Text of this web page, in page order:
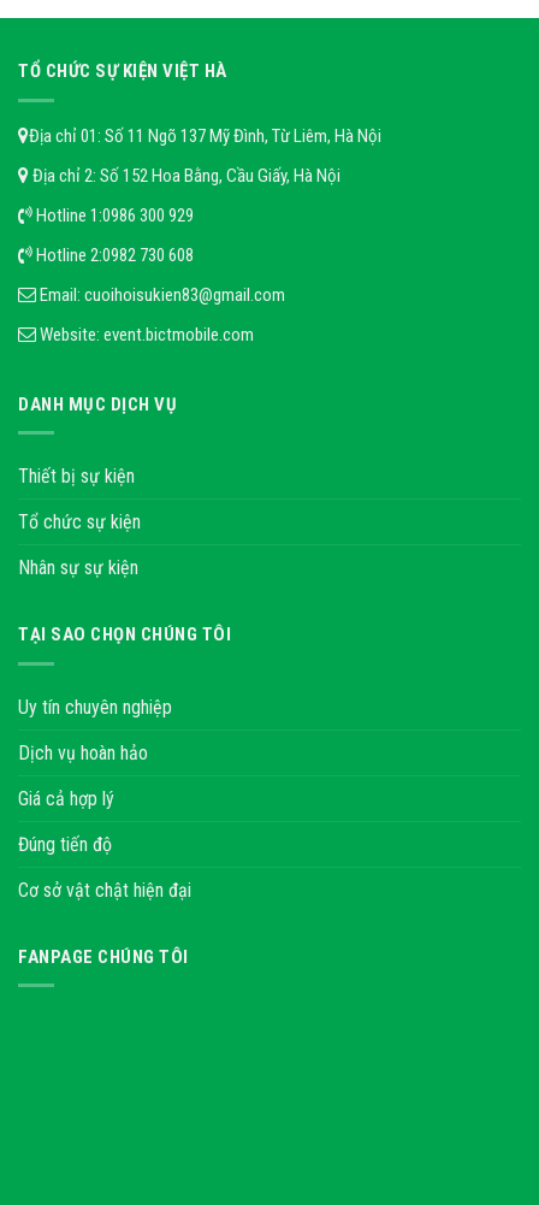
TỔ CHỨC SỰ KIỆN VIỆT HÀ
Địa chỉ 01: Số 11 Ngõ 137 Mỹ Đình, Từ Liêm, Hà Nội
Địa chỉ 2: Số 152 Hoa Bằng, Cầu Giấy, Hà Nội
Hotline 1:0986 300 929
Hotline 2:0982 730 608
Email: cuoihoisukien83@gmail.com
Website: event.bictmobile.com
DANH MỤC DỊCH VỤ
Thiết bị sự kiện
Tổ chức sự kiện
Nhân sự sự kiện
TẠI SAO CHỌN CHÚNG TÔI
Uy tín chuyên nghiệp
Dịch vụ hoàn hảo
Giá cả hợp lý
Đúng tiến độ
Cơ sở vật chật hiện đại
FANPAGE CHÚNG TÔI